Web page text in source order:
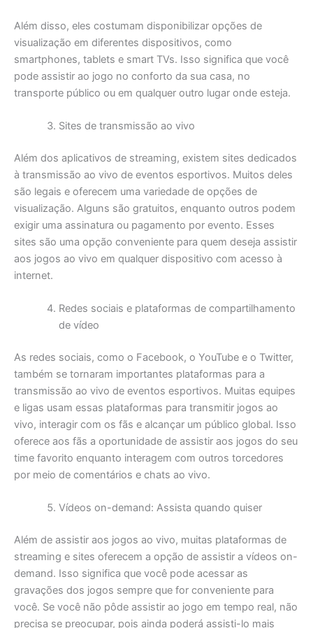
Além disso, eles costumam disponibilizar opções de
visualização em diferentes dispositivos, como
smartphones, tablets e smart TVs. Isso significa que você
pode assistir ao jogo no conforto da sua casa, no
transporte público ou em qualquer outro lugar onde esteja.
Sites de transmissão ao vivo
Além dos aplicativos de streaming, existem sites dedicados
à transmissão ao vivo de eventos esportivos. Muitos deles
são legais e oferecem uma variedade de opções de
visualização. Alguns são gratuitos, enquanto outros podem
exigir uma assinatura ou pagamento por evento. Esses
sites são uma opção conveniente para quem deseja assistir
aos jogos ao vivo em qualquer dispositivo com acesso à
internet.
Redes sociais e plataformas de compartilhamento
de vídeo
As redes sociais, como o Facebook, o YouTube e o Twitter,
também se tornaram importantes plataformas para a
transmissão ao vivo de eventos esportivos. Muitas equipes
e ligas usam essas plataformas para transmitir jogos ao
vivo, interagir com os fãs e alcançar um público global. Isso
oferece aos fãs a oportunidade de assistir aos jogos do seu
time favorito enquanto interagem com outros torcedores
por meio de comentários e chats ao vivo.
Vídeos on-demand: Assista quando quiser
Além de assistir aos jogos ao vivo, muitas plataformas de
streaming e sites oferecem a opção de assistir a vídeos on-
demand. Isso significa que você pode acessar as
gravações dos jogos sempre que for conveniente para
você. Se você não pôde assistir ao jogo em tempo real, não
precisa se preocupar, pois ainda poderá assisti-lo mais